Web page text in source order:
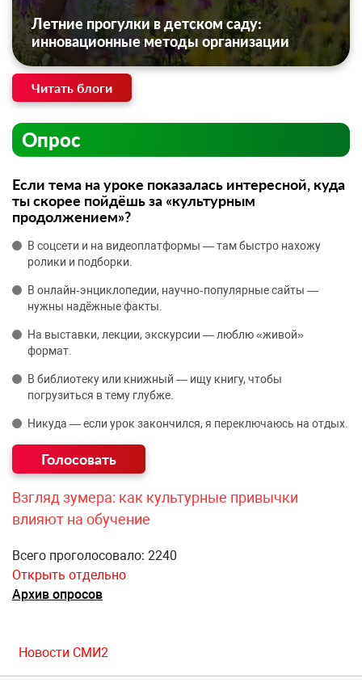
Летние прогулки в детском саду:
инновационные методы организации
Читать блоги
Опрос
Если тема на уроке показалась интересной, куда
ты скорее пойдёшь за «культурным
продолжением»?
В соцсети и на видеоплатформы — там быстро нахожу
ролики и подборки.
В онлайн‑энциклопедии, научно‑популярные сайты —
нужны надёжные факты.
На выставки, лекции, экскурсии — люблю «живой»
формат.
В библиотеку или книжный — ищу книгу, чтобы
погрузиться в тему глубже.
Никуда — если урок закончился, я переключаюсь на отдых.
Взгляд зумера: как культурные привычки
влияют на обучение
Всего проголосовало: 2240
Открыть отдельно
Архив опросов
Новости СМИ2